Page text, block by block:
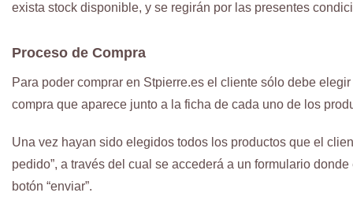
exista stock disponible, y se regirán por las presentes
Proceso de Compra
Para poder comprar en Stpierre.es el cliente sólo debe
compra que aparece junto a la ficha de cada uno de los
Una vez hayan sido elegidos todos los productos que el
pedido”, a través del cual se accederá a un formulario
botón “enviar”.